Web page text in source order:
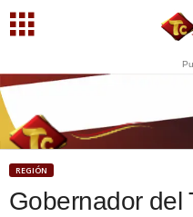
REGIÓN
Gobernador del